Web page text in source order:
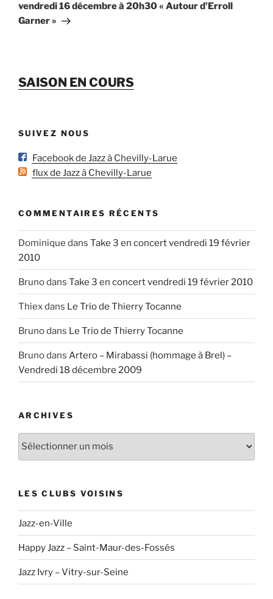
vendredi 16 décembre à 20h30 « Autour d’Erroll
Garner »
SAISON EN COURS
SUIVEZ NOUS
Facebook de Jazz à Chevilly-Larue
flux de Jazz à Chevilly-Larue
COMMENTAIRES RÉCENTS
Dominique dans Take 3 en concert vendredi 19 février
2010
Brunodans Take 3 en concert vendredi 19 février 2010
Thiexdans Le Trio de Thierry Tocanne
Brunodans Le Trio de Thierry Tocanne
Brunodans Artero – Mirabassi (hommage à Brel) –
Vendredi 18 décembre 2009
ARCHIVES
Archives
LES CLUBS VOISINS
Jazz-en-Ville
Happy Jazz – Saint-Maur-des-Fossés
Jazz Ivry – Vitry-sur-Seine